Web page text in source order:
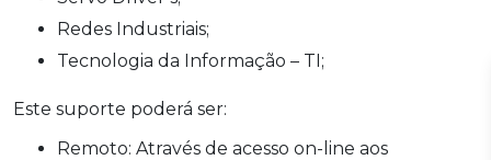
Redes Industriais;
Tecnologia da Informação – TI;
Este suporte poderá ser:
Remoto: Através de acesso on-line aos